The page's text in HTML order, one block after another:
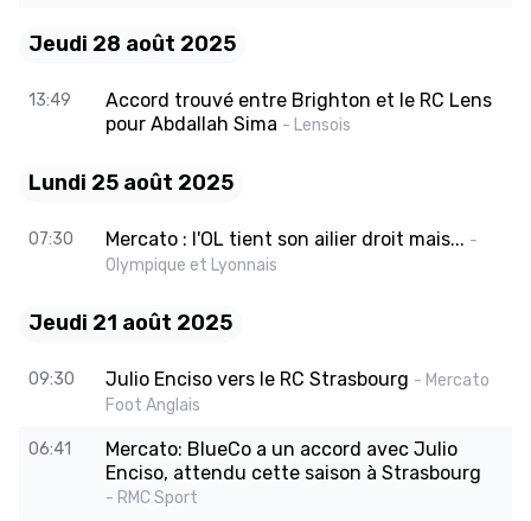
Jeudi 28 août 2025
13:49
Accord trouvé entre Brighton et le RC Lens
pour Abdallah Sima - Lensois
Lundi 25 août 2025
07:30 Mercato : l'OL tient son ailier droit mais... -
Olympique et Lyonnais
Jeudi 21 août 2025
09:30 Julio Enciso vers le RC Strasbourg - Mercato
Foot Anglais
06:41
Mercato: BlueCo a un accord avec Julio
Enciso, attendu cette saison à Strasbourg
- RMC Sport